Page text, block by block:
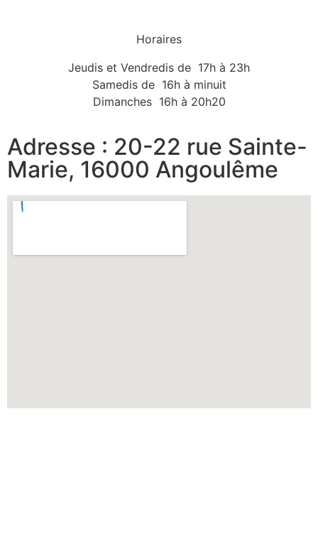
Horaires
Jeudis et Vendredis de 17h à 23h
Samedis de 16h à minuit
Dimanches 16h à 20h20
Adresse : 20-22 rue Sainte-
Marie, 16000 Angoulême